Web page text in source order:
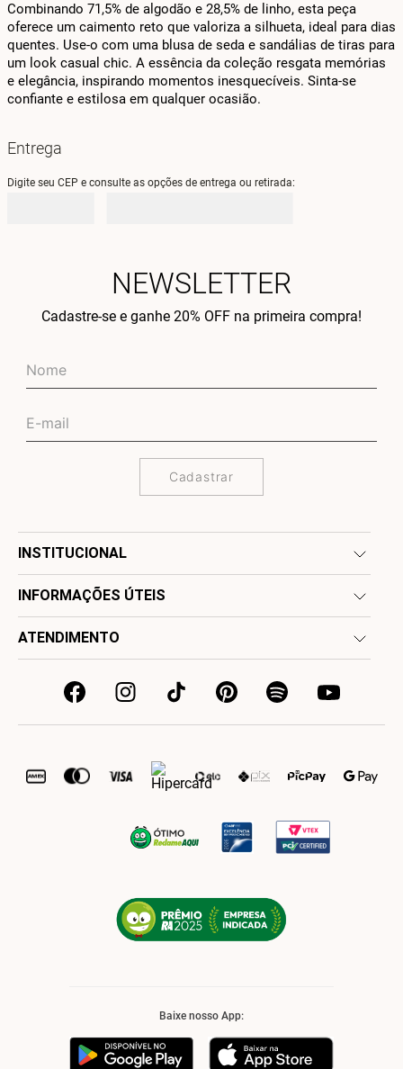
Combinando 71,5% de algodão e 28,5% de linho, esta peça
oferece um caimento reto que valoriza a silhueta, ideal para dias
quentes. Use-o com uma blusa de seda e sandálias de tiras para
um look casual chic. A essência da coleção resgata memórias
e elegância, inspirando momentos inesquecíveis. Sinta-se
confiante e estilosa em qualquer ocasião.
Entrega
Digite seu CEP e consulte as opções de entrega ou retirada:
NEWSLETTER
Cadastre-se e ganhe 20% OFF na primeira compra!
Cadastrar
INSTITUCIONAL
INFORMAÇÕES ÚTEIS
ATENDIMENTO
Baixe nosso App: